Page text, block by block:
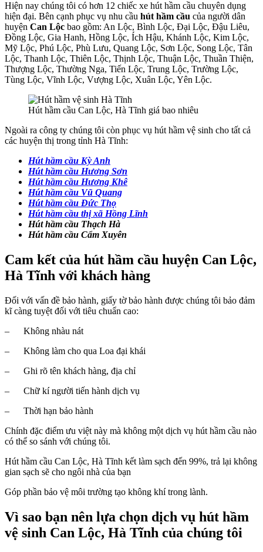
Hiện nay chúng tôi có hơn 12 chiếc xe hút hầm cầu chuyên dụng
hiện đại. Bên cạnh phục vụ nhu cầu hút hầm cầu của người dân
huyện Can Lộc bao gồm: An Lộc, Bình Lộc, Đại Lộc, Đậu Liêu,
Đồng Lộc, Gia Hanh, Hồng Lộc, Ích Hậu, Khánh Lộc, Kim Lộc,
Mỹ Lộc, Phú Lộc, Phù Lưu, Quang Lộc, Sơn Lộc, Song Lộc, Tân
Lộc, Thanh Lộc, Thiên Lộc, Thịnh Lộc, Thuận Lộc, Thuần Thiện,
Thượng Lộc, Thường Nga, Tiến Lộc, Trung Lộc, Trường Lộc,
Tùng Lộc, Vĩnh Lộc, Vượng Lộc, Xuân Lộc, Yên Lộc.
Hút hầm cầu Can Lộc, Hà Tĩnh giá bao nhiêu
Ngoài ra công ty chúng tôi còn phục vụ hút hầm vệ sinh cho tất cả
các huyện thị trong tỉnh Hà Tĩnh:
Hút hầm cầu Kỳ Anh
Hút hầm cầu Hương Sơn
Hút hầm cầu Hương Khê
Hút hầm cầu Vũ Quang
Hút hầm cầu Đức Thọ
Hút hầm cầu thị xã Hồng Lĩnh
Hút hầm cầu Thạch Hà
Hút hầm cầu Cẩm Xuyên
Cam kết của hút hầm cầu huyện Can Lộc,
Hà Tĩnh với khách hàng
Đối với vấn đề bảo hành, giấy tờ bảo hành được chúng tôi bảo đảm
kĩ càng tuyệt đối với tiêu chuẩn cao:
– Không nhàu nát
– Không làm cho qua Loa đại khái
– Ghi rõ tên khách hàng, địa chỉ
– Chữ kí người tiến hành dịch vụ
– Thời hạn bảo hành
Chính đặc điểm ưu việt này mà không một dịch vụ hút hầm cầu nào
có thể so sánh với chúng tôi.
Hút hầm cầu Can Lộc, Hà Tĩnh kết làm sạch đến 99%, trả lại không
gian sạch sẽ cho ngôi nhà của bạn
Góp phần bảo vệ môi trường tạo không khí trong lành.
Vì sao bạn nên lựa chọn dịch vụ hút hầm
vệ sinh Can Lộc, Hà Tĩnh của chúng tôi